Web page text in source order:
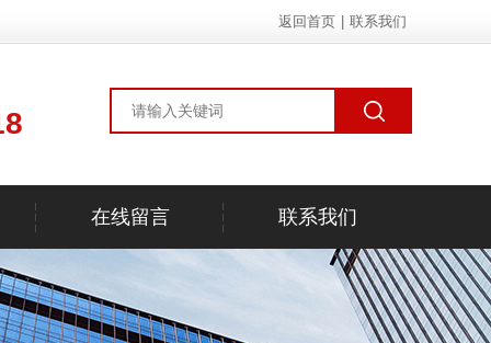
返回首页 联系我们
在线留言 联系我们